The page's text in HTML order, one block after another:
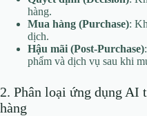
hàng.
Mua hàng (Purchase):
dịch.
Hậu mãi (Post-Purchase)
phẩm và dịch vụ sau khi
2. Phân loại ứng dụng AI
hàng